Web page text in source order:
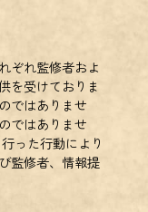
ぞれ監修者およ
を受けておりま
ではありませ
ではありませ
った行動により
監修者、情報提